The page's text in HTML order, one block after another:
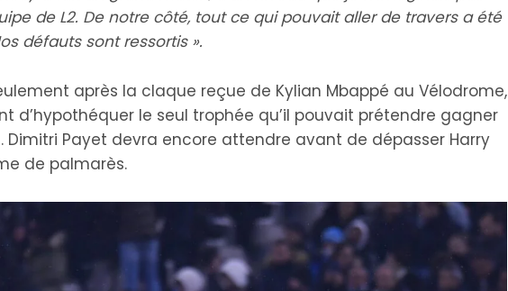
de L2. De notre côté, tout ce qui pouvait aller de travers a été
défauts sont ressortis ».
après la claque reçue de Kylian Mbappé au Vélodrome,
d’hypothéquer le seul trophée qu’il pouvait prétendre gagner
Dimitri Payet devra encore attendre avant de dépasser Harry
de palmarès.